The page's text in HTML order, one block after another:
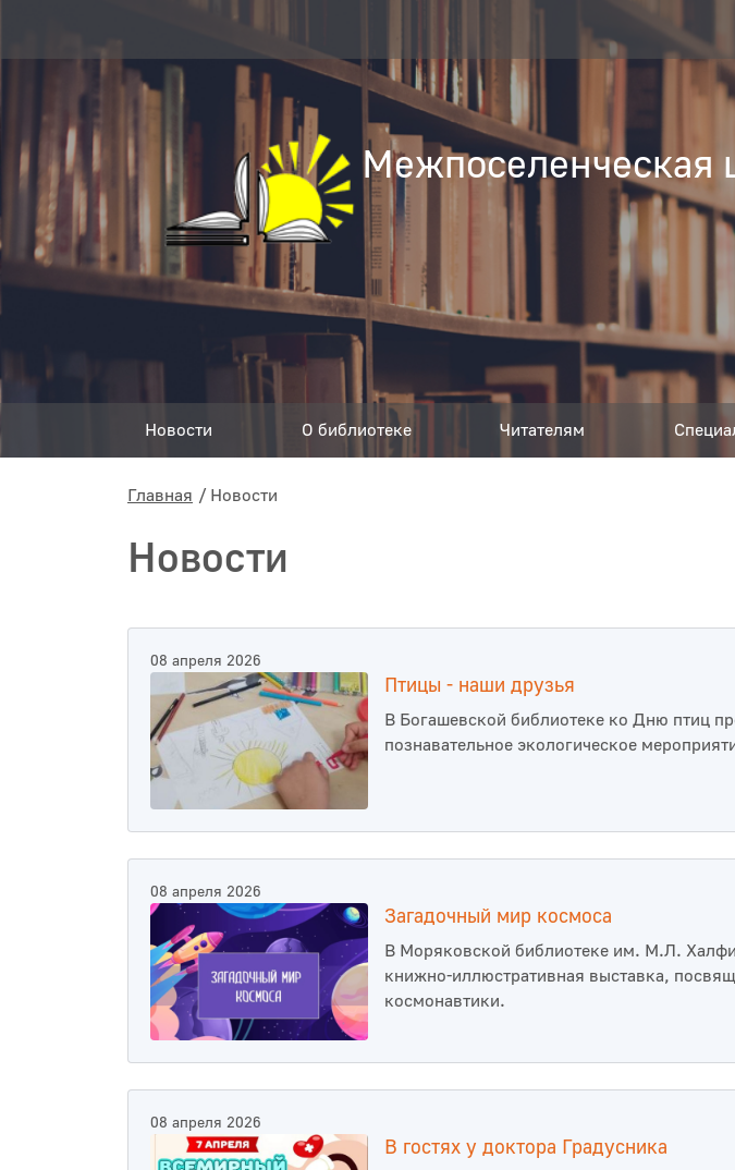
Межпоселенческая
Новости О библиотеке Читателям
Главная Новости
Новости
08 апреля 2026
Птицы - наши друзья
В Богашевской библиотеке ко Дню птиц
познавательное экологическое
08 апреля 2026
Загадочный мир космоса
В Моряковской библиотеке им. М.Л.
книжно-иллюстративная выставка,
космонавтики.
08 апреля 2026
В гостях у доктора Градусника